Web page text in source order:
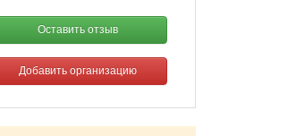
Оставить отзыв
Добавить организацию